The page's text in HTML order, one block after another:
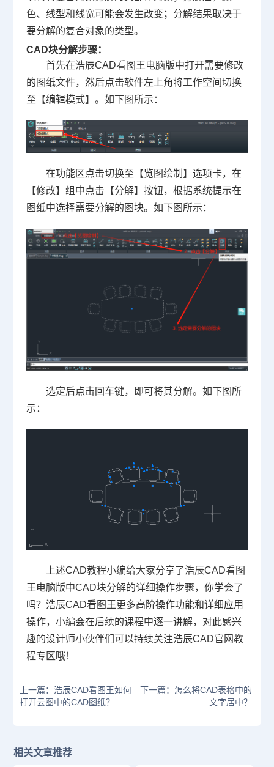
色、线型和线宽可能会发生改变；分解结果取决于
要分解的复合对象的类型。
CAD块分解步骤：
首先在浩辰CAD看图王电脑版中打开需要修改
的图纸文件，然后点击软件左上角将工作空间切换
至【编辑模式】。如下图所示：
在功能区点击切换至【览图绘制】选项卡，在
【修改】组中点击【分解】按钮，根据系统提示在
图纸中选择需要分解的图块。如下图所示：
选定后点击回车键，即可将其分解。如下图所
示：
上述CAD教程小编给大家分享了浩辰CAD看图
王电脑版中CAD块分解的详细操作步骤，你学会了
吗？浩辰CAD看图王更多高阶操作功能和详细应用
操作，小编会在后续的课程中逐一讲解，对此感兴
趣的设计师小伙伴们可以持续关注浩辰CAD官网教
程专区哦！
上一篇：浩辰CAD看图王如何
打开云图中的CAD图纸？
下一篇：怎么将CAD表格中的
文字居中？
相关文章推荐